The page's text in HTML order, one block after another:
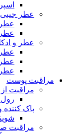
عطر جیبی
عطر
عطر
عطر و
عطر
عطر
مراقبت پوست
مراقبت
رول
پاک کننده
مراقبت